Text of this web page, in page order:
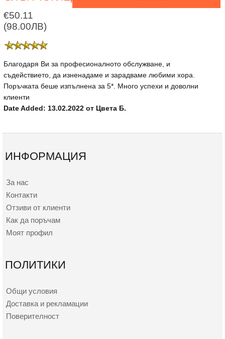
€50.11
(98.00ЛВ)
Благодаря Ви за професионалното обслужване, и
съдействието, да изненадаме и зарадваме любими хора.
Поръчката беше изпълнена за 5*. Много успехи и доволни
клиенти
Date Added: 13.02.2022 от Цвета Б.
ИНФОРМАЦИЯ
За нас
Контакти
Отзиви от клиенти
Как да поръчам
Моят профил
ПОЛИТИКИ
Общи условия
Доставка и рекламации
Поверителност